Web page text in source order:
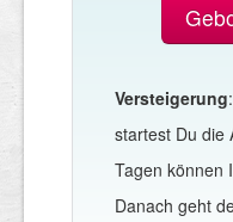
Versteigerung
startest Du die
Tagen können
Danach geht